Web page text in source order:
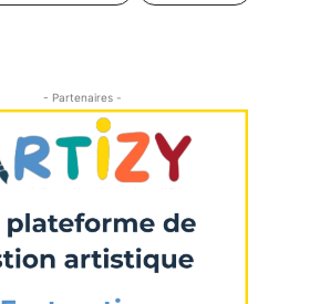
- Partenaires -